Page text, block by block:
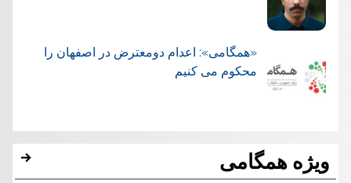
«همگامی»: اعدام دومعترض در اصفهان را
محکوم می کنیم
ویژه همگامی